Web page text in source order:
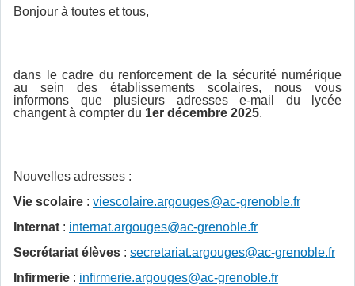
Bonjour à toutes et tous,
dans le cadre du renforcement de la sécurité numérique
au sein des établissements scolaires, nous vous
informons que plusieurs adresses e-mail du lycée
changent à compter du 1er décembre 2025.
Nouvelles adresses :
Vie scolaire : viescolaire.argouges@ac-grenoble.fr
Internat : internat.argouges@ac-grenoble.fr
Secrétariat élèves : secretariat.argouges@ac-grenoble.fr
Infirmerie : infirmerie.argouges@ac-grenoble.fr